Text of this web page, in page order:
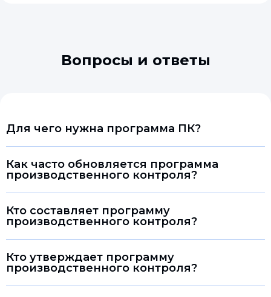
Вопросы и ответы
Для чего нужна программа ПК?
Как часто обновляется программа
производственного контроля?
Кто составляет программу
производственного контроля?
Кто утверждает программу
производственного контроля?